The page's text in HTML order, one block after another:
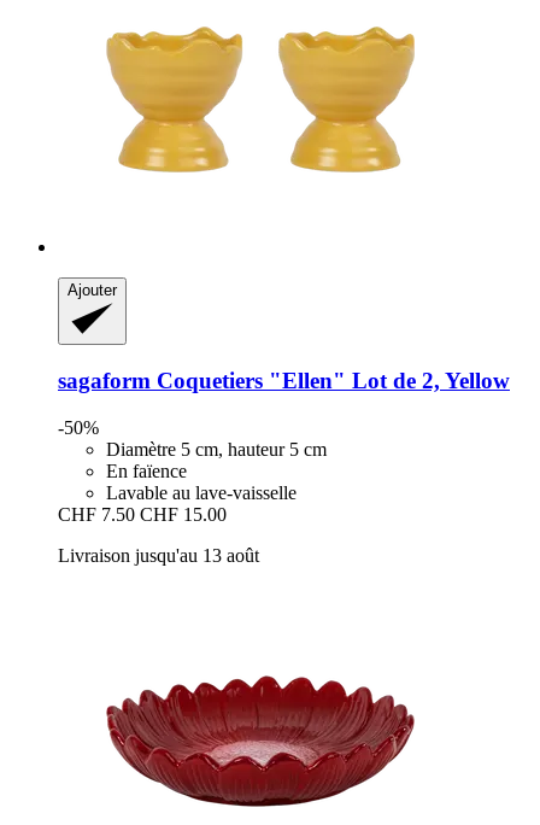
Ajouter
sagaform Coquetiers "Ellen" Lot de 2, Yellow
-50%
Diamètre 5 cm, hauteur 5 cm
En faïence
Lavable au lave-vaisselle
CHF 7.50 CHF 15.00
Livraison jusqu'au 13 août